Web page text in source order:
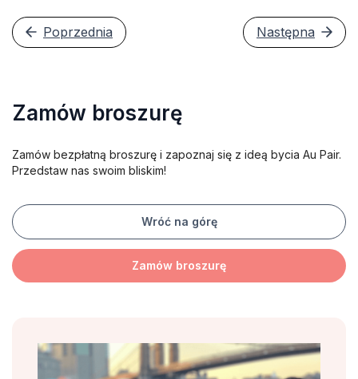
Poprzednia Następna
Zamów broszurę
Zamów bezpłatną broszurę i zapoznaj się z ideą bycia Au Pair.
Przedstaw nas swoim bliskim!
Wróć na górę
Zamów broszurę